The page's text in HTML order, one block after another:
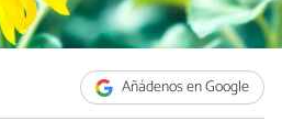
Añádenos en Google